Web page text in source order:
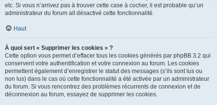
etc. Si vous n’arrivez pas à trouver cette case à cocher, il est probable qu’un
administrateur du forum ait désactivé cette fonctionnalité.
Haut
À quoi sert « Supprimer les cookies » ?
Cette option vous permet d’effacer tous les cookies générés par phpBB 3.2 qui
conservent votre authentification et votre connexion au forum. Les cookies
permettent également d’enregistrer le statut des messages (s’ils sont lus ou
non lus) dans le cas où cette fonctionnalité a été activée par un administrateur
du forum. Si vous rencontrez des problèmes récurrents de connexion et de
déconnexion au forum, essayez de supprimer les cookies.